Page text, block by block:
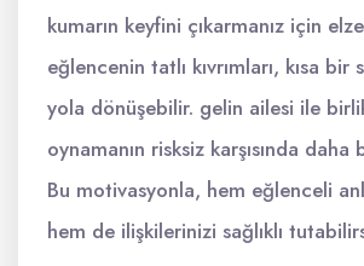
kumarın keyfini çıkarmanız için
eğlencenin tatlı kıvrımları, kısa bir
yola dönüşebilir. gelin ailesi ile
oynamanın risksiz karşısında daha
Bu motivasyonla, hem eğlenceli
hem de ilişkilerinizi sağlıklı